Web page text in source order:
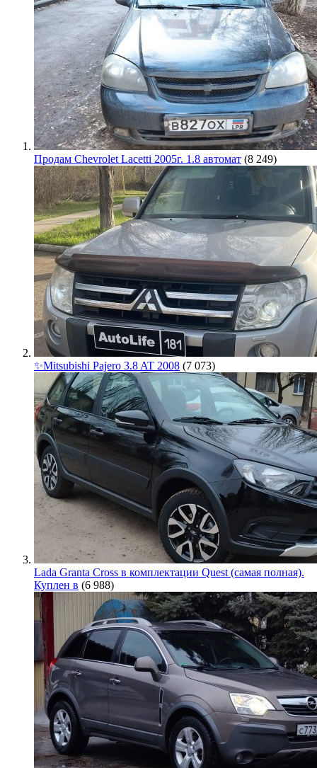
Продам Chevrolet Lacetti 2005г. 1.8 автомат (8 249)
✨Mitsubishi Pajero 3.8 AT 2008 (7 073)
Lada Granta Cross в комплектации Quest (самая полная).
Куплен в (6 988)